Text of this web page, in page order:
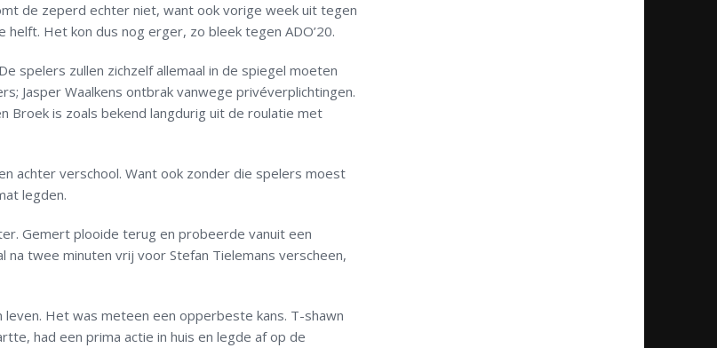
de zeperd echter niet, want ook vorige week uit tegen
Het kon dus nog erger, zo bleek tegen ADO’20.
spelers zullen zichzelf allemaal in de spiegel moeten
Jasper Waalkens ontbrak vanwege privéverplichtingen.
Broek is zoals bekend langdurig uit de roulatie met
achter verschool. Want ook zonder die spelers moest
legden.
Gemert plooide terug en probeerde vanuit een
na twee minuten vrij voor Stefan Tielemans verscheen,
Het was meteen een opperbeste kans. T-shawn
had een prima actie in huis en legde af op de